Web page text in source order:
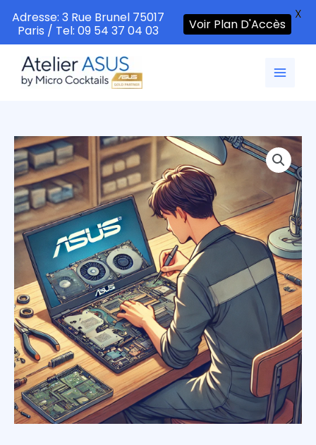
contenu
Adresse: 3 Rue Brunel 75017
Paris / Tel: 09 54 37 04 03
Voir Plan D'Accès
X